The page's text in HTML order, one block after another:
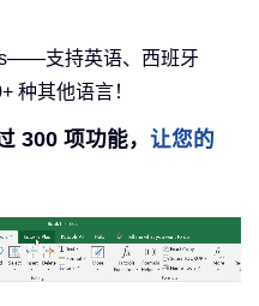
支持英语、西班牙
种其他语言！
300 项功能， 让您的